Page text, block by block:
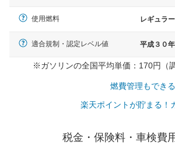
使用燃料 レギュラー
適合規制・認定レベル値 平成３０
※ガソリンの全国平均単価：170円（
燃費管理もでき
楽天ポイントが貯まる！
税金・保険料・車検費